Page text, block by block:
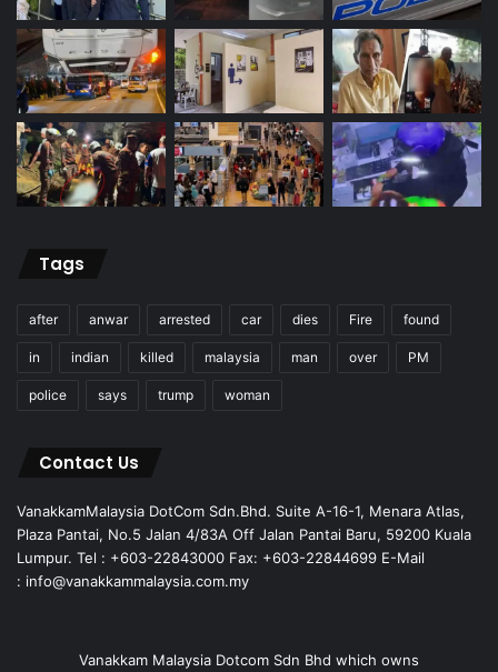
Tags
after anwar arrested car dies Fire found
in indian killed malaysia man over PM
police says trump woman
Contact Us
VanakkamMalaysia DotCom Sdn.Bhd. Suite A-16-1, Menara Atlas,
Plaza Pantai, No.5 Jalan 4/83A Off Jalan Pantai Baru, 59200 Kuala
Lumpur. Tel : +603-22843000 Fax: +603-22844699 E-Mail
: info@vanakkammalaysia.com.my
Vanakkam Malaysia Dotcom Sdn Bhd which owns